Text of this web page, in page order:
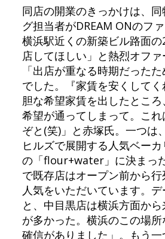
同店の開業のきっかけは、
グ担当者がDREAM ONのファ
横浜駅近くの新築ビル路面
店してほしい」と熱烈オファ
「出店が重なる時期だった
でした。『家賃を安くして
胆な希望家賃を出したとこ
希望が通ってしまって。こ
ぞと(笑)」と赤塚氏。一つは
ヒルズで展開する人気ベー
の「flour+water」に決まっ
で既存店はオープン前から
人気をいただいています。
と、中目黒店は横浜方面か
が多かった。横浜のこの場所
確信がありました」。もう